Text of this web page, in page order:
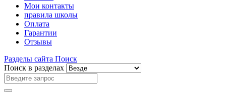
Мои контакты
правила школы
Оплата
Гарантии
Отзывы
Разделы сайта Поиск
Поиск в разделах